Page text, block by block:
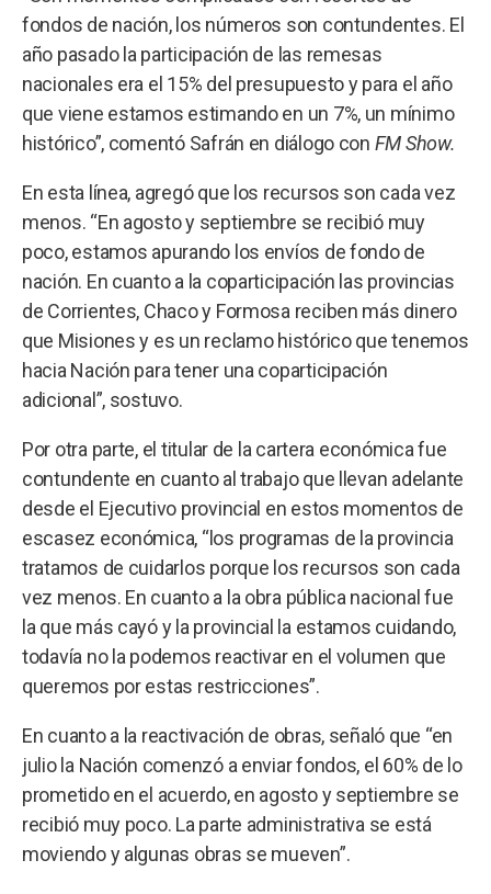
fondos de nación, los números son contundentes. El
año pasado la participación de las remesas
nacionales era el 15% del presupuesto y para el año
que viene estamos estimando en un 7%, un mínimo
histórico”, comentó Safrán en diálogo con FM Show.
En esta línea, agregó que los recursos son cada vez
menos. “En agosto y septiembre se recibió muy
poco, estamos apurando los envíos de fondo de
nación. En cuanto a la coparticipación las provincias
de Corrientes, Chaco y Formosa reciben más dinero
que Misiones y es un reclamo histórico que tenemos
hacia Nación para tener una coparticipación
adicional”, sostuvo.
Por otra parte, el titular de la cartera económica fue
contundente en cuanto al trabajo que llevan adelante
desde el Ejecutivo provincial en estos momentos de
escasez económica, “los programas de la provincia
tratamos de cuidarlos porque los recursos son cada
vez menos. En cuanto a la obra pública nacional fue
la que más cayó y la provincial la estamos cuidando,
todavía no la podemos reactivar en el volumen que
queremos por estas restricciones”.
En cuanto a la reactivación de obras, señaló que “en
julio la Nación comenzó a enviar fondos, el 60% de lo
prometido en el acuerdo, en agosto y septiembre se
recibió muy poco. La parte administrativa se está
moviendo y algunas obras se mueven”.